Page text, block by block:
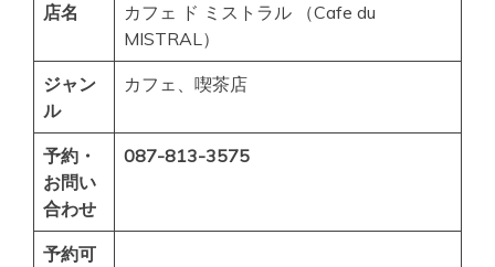
店名
カフェ ド ミストラル （Cafe du
MISTRAL）
ジャン
ル
カフェ、喫茶店
予約・
お問い
合わせ
087-813-3575
予約可